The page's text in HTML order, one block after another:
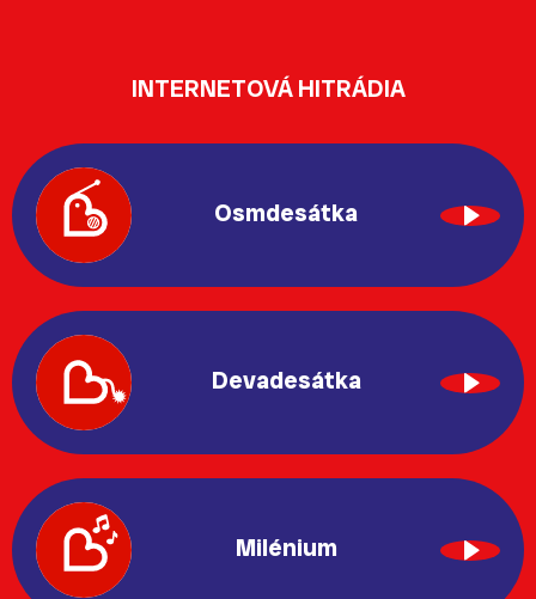
INTERNETOVÁ HITRÁDIA
Osmdesátka
Devadesátka
Milénium